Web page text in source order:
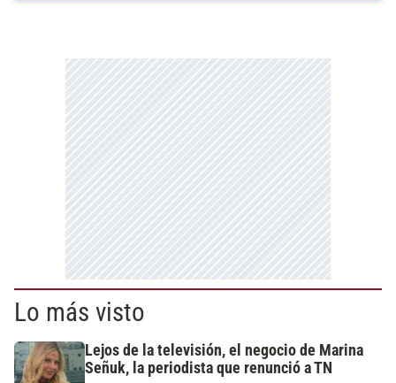
Lo más visto
Lejos de la televisión, el negocio de Marina
Señuk, la periodista que renunció a TN